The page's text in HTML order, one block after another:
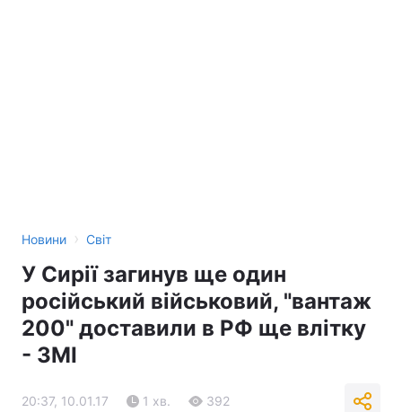
Новини › Світ
У Сирії загинув ще один
російський військовий, "вантаж
200" доставили в РФ ще влітку
- ЗМІ
20:37, 10.01.17 1 хв. 392